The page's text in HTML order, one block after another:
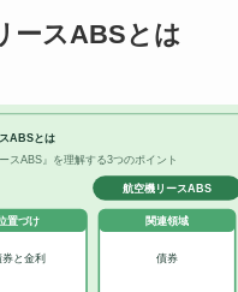
ースABSとは
ABSとは
スABS』を理解する3つのポイント
航空機リースABS
置づけ
券と金利
関連領域
債券